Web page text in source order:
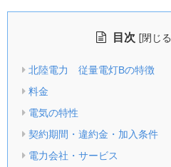
目次 [閉じる
北陸電力 従量電灯Bの特徴
料金
電気の特性
契約期間・違約金・加入条件
電力会社・サービス